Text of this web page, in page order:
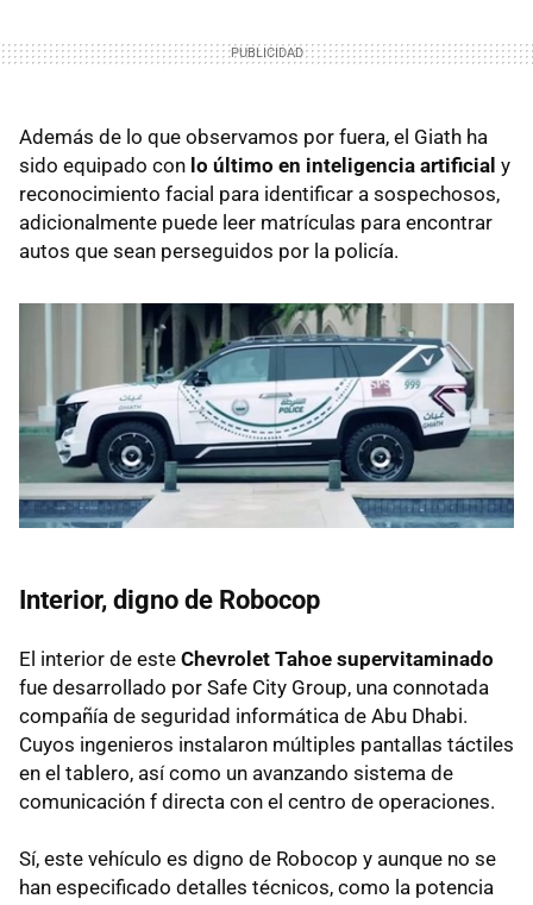
Además de lo que observamos por fuera, el Giath ha
sido equipado con lo último en inteligencia artificial y
reconocimiento facial para identificar a sospechosos,
adicionalmente puede leer matrículas para encontrar
autos que sean perseguidos por la policía.
Interior, digno de Robocop
El interior de este Chevrolet Tahoe supervitaminado
fue desarrollado por Safe City Group, una connotada
compañía de seguridad informática de Abu Dhabi.
Cuyos ingenieros instalaron múltiples pantallas táctiles
en el tablero, así como un avanzando sistema de
comunicación f directa con el centro de operaciones.
Sí, este vehículo es digno de Robocop y aunque no se
han especificado detalles técnicos, como la potencia